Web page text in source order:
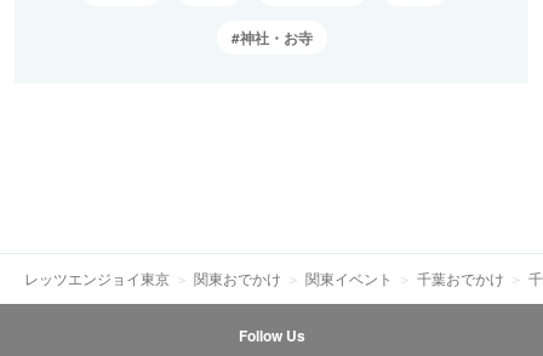
神社・お寺
レッツエンジョイ東京 関東おでかけ 関東イベント 千葉おでかけ
Follow Us